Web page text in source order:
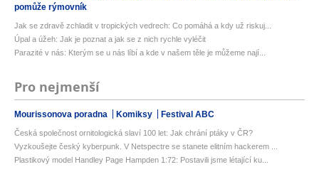
pomůže rýmovník
Jak se zdravě zchladit v tropických vedrech: Co pomáhá a kdy už riskuj...
Úpal a úžeh: Jak je poznat a jak se z nich rychle vyléčit
Parazité v nás: Kterým se u nás líbí a kde v našem těle je můžeme nají...
Pro nejmenší
Mourissonova poradna Komiksy Festival ABC
Česká společnost ornitologická slaví 100 let: Jak chrání ptáky v ČR?
Vyzkoušejte český kyberpunk. V Netspectre se stanete elitním hackerem ...
Plastikový model Handley Page Hampden 1:72: Postavili jsme létající ku...